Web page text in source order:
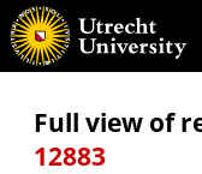
Europam ab Asia & Africa
Majus) Palus Meotides,
Germaniam, Italiam, Galliam,
potius Rußiam, Poloniam, cum
Full view of
12883